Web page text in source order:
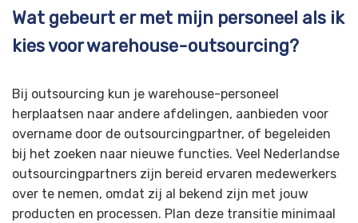
Wat gebeurt er met mijn personeel als ik
kies voor warehouse-outsourcing?
Bij outsourcing kun je warehouse-personeel
herplaatsen naar andere afdelingen, aanbieden voor
overname door de outsourcingpartner, of begeleiden
bij het zoeken naar nieuwe functies. Veel Nederlandse
outsourcingpartners zijn bereid ervaren medewerkers
over te nemen, omdat zij al bekend zijn met jouw
producten en processen. Plan deze transitie minimaal